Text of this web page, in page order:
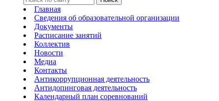
Главная
Сведения об образовательной организации
Документы
Расписание занятий
Коллектив
Новости
Медиа
Контакты
Антикоррупционная деятельность
Антидопинговая деятельность
Календарный план соревнований